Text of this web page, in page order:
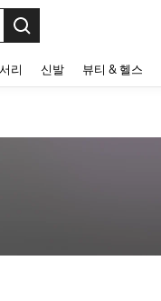
리 신발 뷰티 & 헬스